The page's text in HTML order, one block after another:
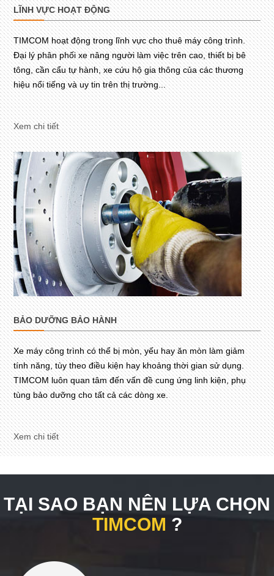
LĨNH VỰC HOẠT ĐỘNG
TIMCOM hoạt động trong lĩnh vực cho thuê máy công trình.
Đại lý phân phối xe nâng người làm việc trên cao, thiết bị bê
tông, cần cẩu tự hành, xe cứu hộ gia thông của các thương
hiệu nổi tiếng và uy tin trên thị trường...
Xem chi tiết
BẢO DƯỠNG BẢO HÀNH
Xe máy công trình có thể bị mòn, yếu hay ăn mòn làm giảm
tính năng, tùy theo điều kiện hay khoảng thời gian sử dụng.
TIMCOM luôn quan tâm đến vấn đề cung ứng linh kiện, phụ
tùng bảo dưỡng cho tất cả các dòng xe.
Xem chi tiết
TẠI SAO BẠN NÊN LỰA CHỌN
TIMCOM ?